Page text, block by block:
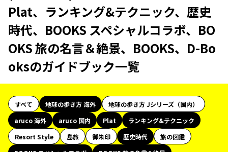
Plat、ランキング&テクニック、歴史
時代、BOOKS スペシャルコラボ、BO
OKS 旅の名言＆絶景、BOOKS、D-Bo
oksのガイドブック一覧
すべて 地球の歩き方 海外
地球の歩き方 Jシリーズ（国内）
aruco 海外
aruco 国内 Plat
ランキング&テクニック
Resort Style
島旅 御朱印 歴史時代
旅の図鑑